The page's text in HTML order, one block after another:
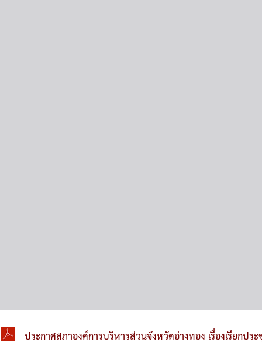
ประกาศสภาองค์การบริหารส่วนจังหวัดอ่างทอง เรื่องเรียก